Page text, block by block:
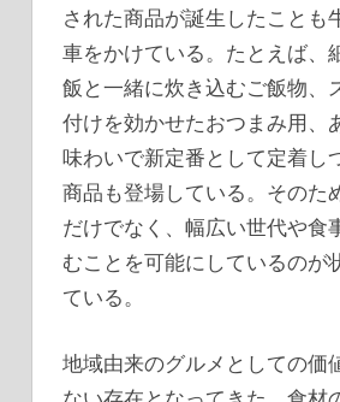
された商品が誕生したことも
車をかけている。たとえば、
飯と一緒に炊き込むご飯物、
付けを効かせたおつまみ用、
味わいで新定番として定着し
商品も登場している。そのた
だけでなく、幅広い世代や食
むことを可能にしているのが
ている。
地域由来のグルメとしての価